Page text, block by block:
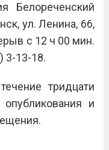
Белореченский
ул. Ленина, 66,
с 12 ч 00 мин.
3-13-18.
тридцати
и